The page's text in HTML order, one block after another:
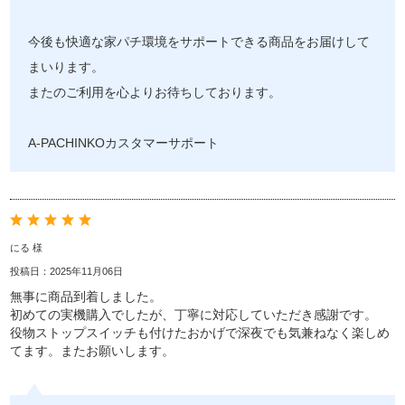
今後も快適な家パチ環境をサポートできる商品をお届けして
まいります。
またのご利用を心よりお待ちしております。
A-PACHINKOカスタマーサポート
にる 様
投稿日：2025年11月06日
無事に商品到着しました。
初めての実機購入でしたが、丁寧に対応していただき感謝です。
役物ストップスイッチも付けたおかげで深夜でも気兼ねなく楽しめ
てます。またお願いします。